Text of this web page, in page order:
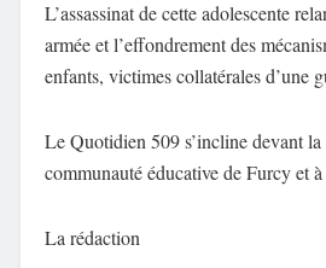
L’assassinat de cette adolescente
armée et l’effondrement des
enfants, victimes collatérales d’une
Le Quotidien 509 s’incline devant la
communauté éducative de Furcy et
La rédaction